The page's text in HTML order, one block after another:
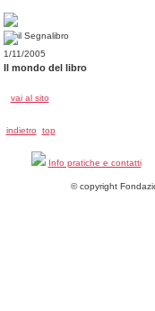
1/11/2005
Il mondo del libro
vai al sito
indietro top
Info pratiche e contatti
© copyright